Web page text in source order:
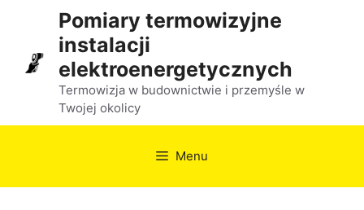
treści
Pomiary termowizyjne
instalacji
elektroenergetycznych
Termowizja w budownictwie i przemyśle w
Twojej okolicy
Menu